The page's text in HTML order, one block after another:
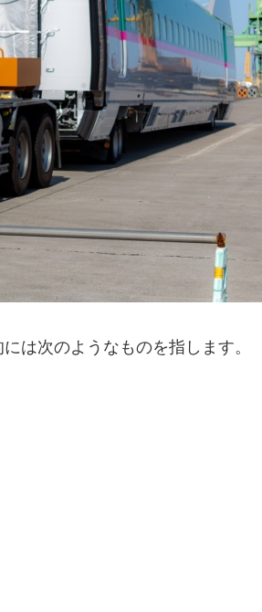
は次のようなものを指します。